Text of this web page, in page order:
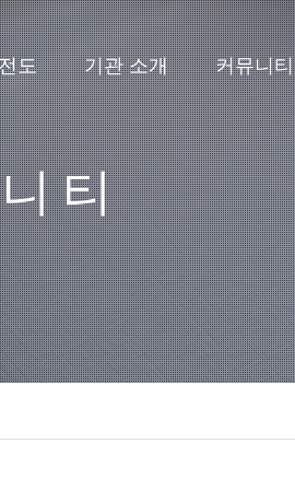
도 기관 소개 커뮤니티
티